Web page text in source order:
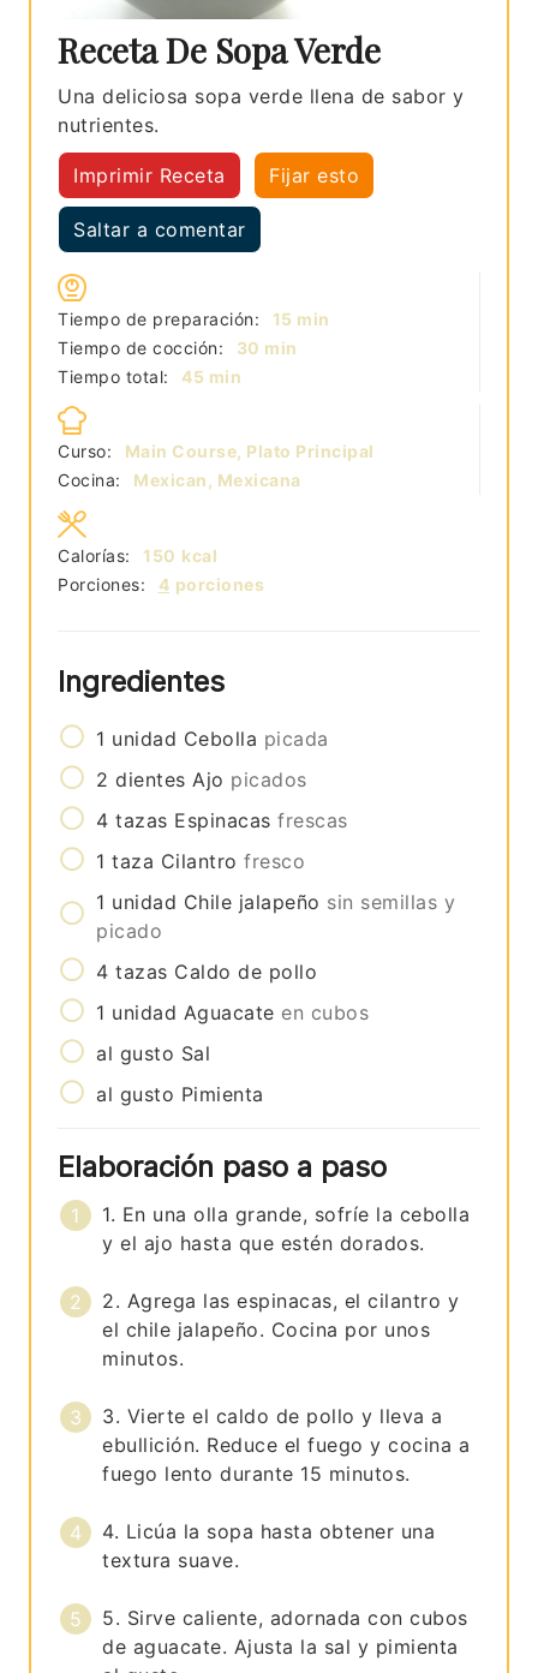
Receta De Sopa Verde
Una deliciosa sopa verde llena de sabor y
nutrientes.
Imprimir Receta Fijar esto
Saltar a comentar
Tiempo de preparación: 15 minutos
min
Tiempo de cocción:
30 minutos
min
Tiempo total:
45 minutos
min
Curso:
Main Course, Plato Principal
Cocina:
Mexican, Mexicana
Porciones: 4 porciones
Calorías: 150 kcal
Ingredientes
1 unidad Cebolla picada
2 dientes Ajo picados
4 tazas Espinacas frescas
1 taza Cilantro fresco
1 unidad Chile jalapeño sin semillas y
picado
4 tazas Caldo de pollo
1 unidad Aguacate en cubos
al gusto Sal
al gusto Pimienta
Elaboración paso a paso
1. En una olla grande, sofríe la cebolla
y el ajo hasta que estén dorados.
2. Agrega las espinacas, el cilantro y
el chile jalapeño. Cocina por unos
minutos.
3. Vierte el caldo de pollo y lleva a
ebullición. Reduce el fuego y cocina a
fuego lento durante 15 minutos.
4. Licúa la sopa hasta obtener una
textura suave.
5. Sirve caliente, adornada con cubos
de aguacate. Ajusta la sal y pimienta